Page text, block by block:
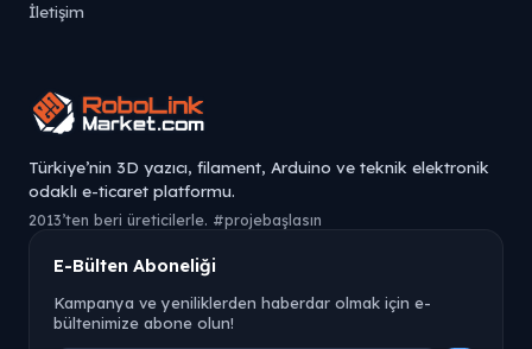
İletişim
Türkiye’nin 3D yazıcı, filament, Arduino ve teknik elektronik
odaklı e-ticaret platformu.
2013’ten beri üreticilerle. #projebaşlasın
E-Bülten Aboneliği
Kampanya ve yeniliklerden haberdar olmak için e-
bültenimize abone olun!